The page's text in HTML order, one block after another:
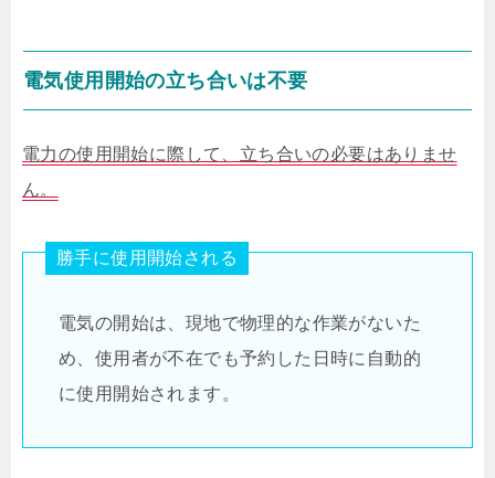
電気使用開始の立ち合いは不要
電力の使用開始に際して、立ち合いの必要はありませ
ん。
勝手に使用開始される
電気の開始は、現地で物理的な作業がないた
め、使用者が不在でも予約した日時に自動的
に使用開始されます。